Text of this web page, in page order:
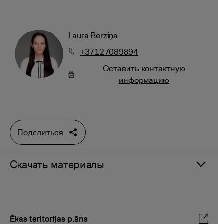
Laura Bērziņa
+37127089894
Oставить контактную
информацию
Поделиться
Скачать материалы
Ēkas teritorijas plāns